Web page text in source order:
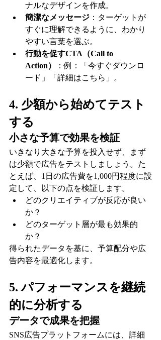
ナルなデザインを作成。
簡潔なメッセージ ：ターゲットが
すぐに理解できるように、わかり
やすい言葉を選ぶ。
行動を促すCTA（Call to
Action）
：例：「今すぐダウンロ
ード」「詳細はこちら」。
4. 少額から始めてテスト
する
小さな予算で効果を検証
いきなり大きな予算を投入せず、まず
は少額で広告をテストしましょう。た
とえば、1日の広告費を1,000円程度に設
定して、以下の点を検証します。
どのクリエイティブが反応が良い
か？
どのターゲット層が最も効果的
か？
得られたデータを基に、予算配分や広
告内容を最適化します。
5. パフォーマンスを継続
的に分析する
データで成果を把握
SNS広告プラットフォームには、詳細